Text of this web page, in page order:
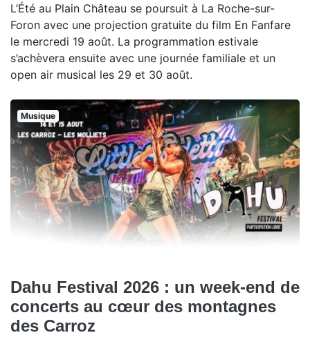
L’Été au Plain Château se poursuit à La Roche-sur-
Foron avec une projection gratuite du film En Fanfare
le mercredi 19 août. La programmation estivale
s’achèvera ensuite avec une journée familiale et un
open air musical les 29 et 30 août.
Musique
Dahu Festival 2026 : un week-end de
concerts au cœur des montagnes
des Carroz